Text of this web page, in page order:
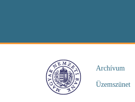
Archívum
Üzemszünet